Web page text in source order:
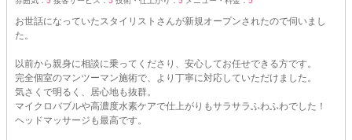
お世話になっていたスタイリストさんが新規オープンされたので伺いまし
た。
以前から親身に相談に乗ってくださり、安心してお任せできる方です。
完全個室のマンツーマン施術で、より丁寧に対応していただけました。
気さくで明るく、居心地も抜群。
マイクロバブルや高濃度水素ケアで仕上がりもサラサラふわふわでした！
ヘッドマッサージも最高です。